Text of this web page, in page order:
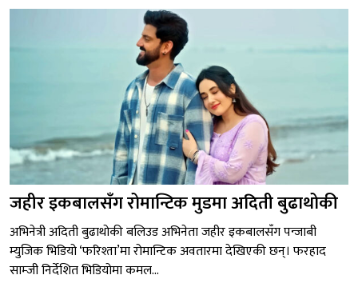
जहीर इकबालसँग रोमान्टिक मुडमा अदिती बुढाथोकी
अभिनेत्री अदिती बुढाथोकी बलिउड अभिनेता जहीर इकबालसँग पन्जाबी
म्युजिक भिडियो ‘फरिश्ता’मा रोमान्टिक अवतारमा देखिएकी छन्। फरहाद
साम्जी निर्देशित भिडियोमा कमल...